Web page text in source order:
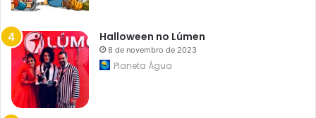
Halloween no Lúmen
8 de novembro de 2023
Planeta Água